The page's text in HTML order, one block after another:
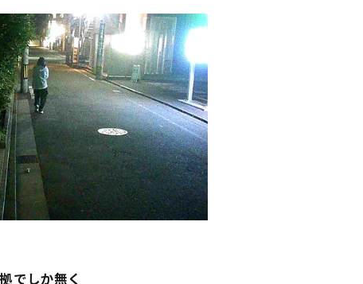
でしか無く